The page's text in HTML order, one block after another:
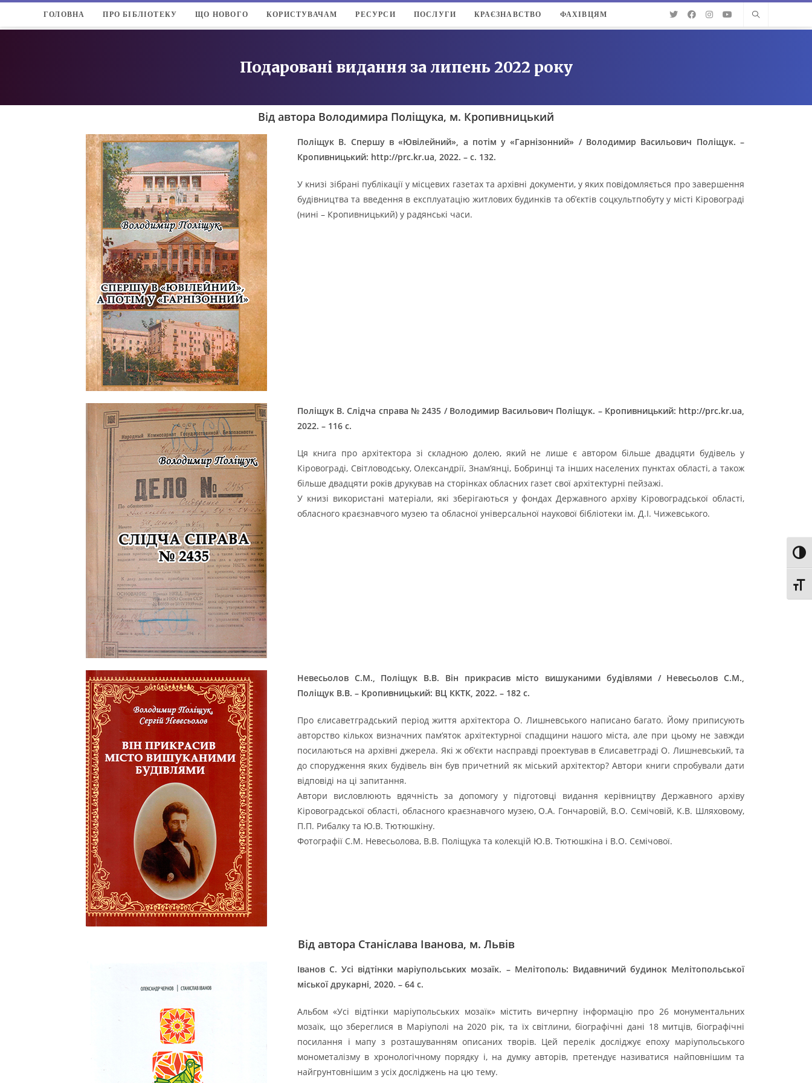
ГОЛОВНА ПРО БІБЛІОТЕКУ ЩО НОВОГО КОРИСТУВАЧАМ РЕСУРСИ ПОСЛУГИ КРАЄЗНАВСТВО ФАХІВЦЯМ
Подаровані видання за липень 2022 року
Від автора Володимира Поліщука, м. Кропивницький
Поліщук В. Спершу в «Ювілейний», а потім у «Гарнізонний» / Володимир Васильович Поліщук. –
Кропивницький: http://prc.kr.ua, 2022. – с. 132.
У книзі зібрані публікації у місцевих газетах та архівні документи, у яких повідомляється про завершення
будівництва та введення в експлуатацію житлових будинків та об’єктів соцкультпобуту у місті Кіровограді
(нині – Кропивницький) у радянські часи.
Поліщук В. Слідча справа № 2435 / Володимир Васильович Поліщук. – Кропивницький: http://prc.kr.ua,
2022. – 116 с.
Ця книга про архітектора зі складною долею, який не лише є автором більше двадцяти будівель у
Кіровограді, Світловодську, Олександрії, Знам’янці, Бобринці та інших населених пунктах області, а також
більше двадцяти років друкував на сторінках обласних газет свої архітектурні пейзажі.
У книзі використані матеріали, які зберігаються у фондах Державного архіву Кіровоградської області,
обласного краєзнавчого музею та обласної універсальної наукової бібліотеки ім. Д.І. Чижевського.
Невесьолов С.М., Поліщук В.В. Він прикрасив місто вишуканими будівлями / Невесьолов С.М.,
Поліщук В.В. – Кропивницький: ВЦ ККТК, 2022. – 182 с.
Про єлисаветградський період життя архітектора О. Лишневського написано багато. Йому приписують
авторство кількох визначних пам’яток архітектурної спадщини нашого міста, але при цьому не завжди
посилаються на архівні джерела. Які ж об’єкти насправді проектував в Єлисаветграді О. Лишневський, та
до спорудження яких будівель він був причетний як міський архітектор? Автори книги спробували дати
відповіді на ці запитання.
Автори висловлюють вдячність за допомогу у підготовці видання керівництву Державного архіву
Кіровоградської області, обласного краєзнавчого музею, О.А. Гончаровій, В.О. Сємічовій, К.В. Шляховому,
П.П. Рибалку та Ю.В. Тютюшкіну.
Фотографії С.М. Невесьолова, В.В. Поліщука та колекцій Ю.В. Тютюшкіна і В.О. Сємічової.
Від автора Станіслава Іванова, м. Львів
Іванов С. Усі відтінки маріупольських мозаїк. – Мелітополь: Видавничий будинок Мелітопольської
міської друкарні, 2020. – 64 с.
Альбом «Усі відтінки маріупольських мозаїк» містить вичерпну інформацію про 26 монументальних
мозаїк, що збереглися в Маріуполі на 2020 рік, та їх світлини, біографічні дані 18 митців, біографічні
посилання і мапу з розташуванням описаних творів. Цей перелік досліджує епоху маріупольського
монометалізму в хронологічному порядку і, на думку авторів, претендує називатися найповнішим та
найгрунтовнішим з усіх досліджень на цю тему.